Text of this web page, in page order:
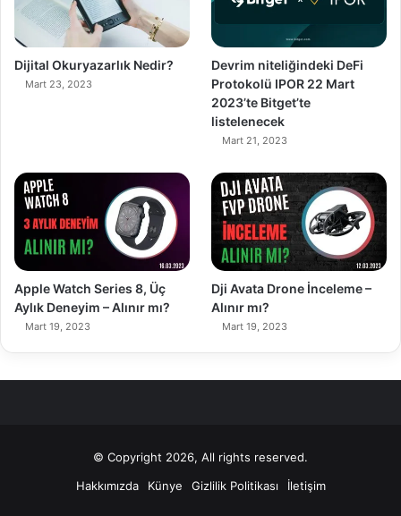
Dijital Okuryazarlık Nedir?
Mart 23, 2023
Devrim niteliğindeki DeFi
Protokolü IPOR 22 Mart
2023’te Bitget’te
listelenecek
Mart 21, 2023
Apple Watch Series 8, Üç
Aylık Deneyim – Alınır mı?
Mart 19, 2023
89%
Dji Avata Drone İnceleme –
Alınır mı?
Mart 19, 2023
© Copyright 2026, All rights reserved.
Hakkımızda
Künye Gizlilik Politikası İletişim